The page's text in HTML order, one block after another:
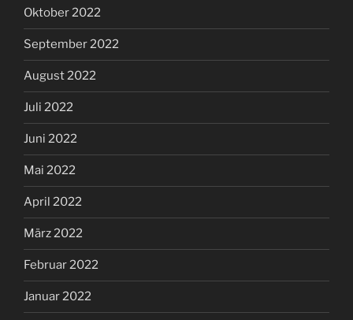
Oktober 2022
September 2022
August 2022
Juli 2022
Juni 2022
Mai 2022
April 2022
März 2022
Februar 2022
Januar 2022